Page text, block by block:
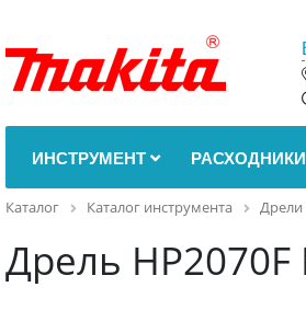
ИНСТРУМЕНТ РАСХОДНИКИ
Каталог Каталог инструмента Дрели
Дрель HP2070F